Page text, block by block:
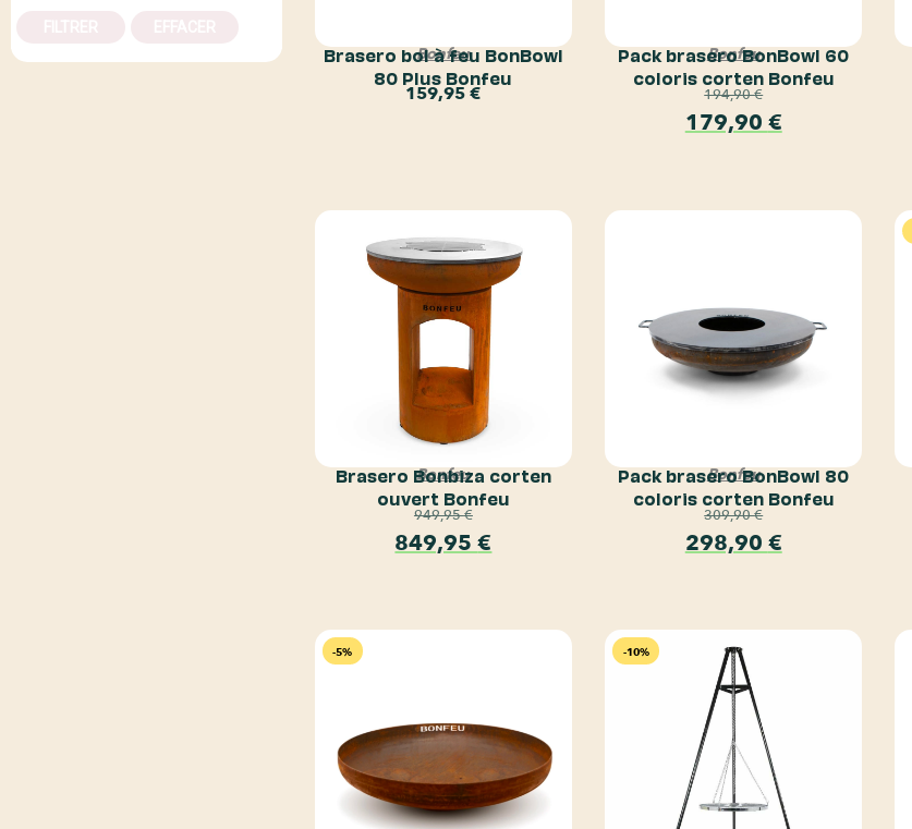
Bonfeu
Brasero bol à feu BonBowl
80 Plus Bonfeu
159,95€
Bonfeu
Pack brasero BonBowl 60
coloris corten Bonfeu
194,90€
179,90 €
Bonfeu
Brasero Bonbiza corten
ouvert Bonfeu
949,95€
849,95€
Bonfeu
Pack brasero BonBowl 80
coloris corten Bonfeu
309,90€
298,90 €
-5% -10%